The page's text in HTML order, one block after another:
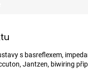
s basreflexem,
Jantzen, biwiring